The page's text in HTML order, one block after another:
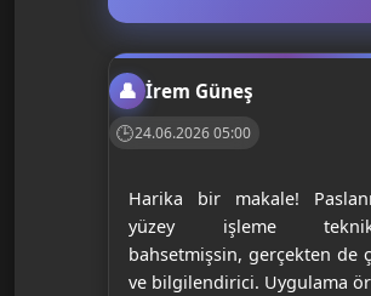
İrem Güneş
24.06.2026 05:00
Harika bir makale!
yüzey işleme
bahsetmişsin, gerçekten de
ve bilgilendirici. Uygulama